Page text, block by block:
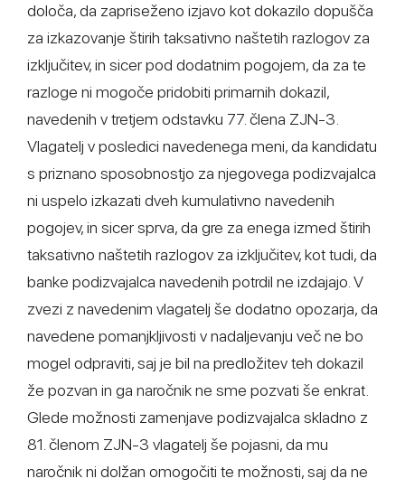
določa, da zapriseženo izjavo kot dokazilo dopušča
za izkazovanje štirih taksativno naštetih razlogov za
izključitev, in sicer pod dodatnim pogojem, da za te
razloge ni mogoče pridobiti primarnih dokazil,
navedenih v tretjem odstavku 77. člena ZJN-3.
Vlagatelj v posledici navedenega meni, da kandidatu
s priznano sposobnostjo za njegovega podizvajalca
ni uspelo izkazati dveh kumulativno navedenih
pogojev, in sicer sprva, da gre za enega izmed štirih
taksativno naštetih razlogov za izključitev, kot tudi, da
banke podizvajalca navedenih potrdil ne izdajajo. V
zvezi z navedenim vlagatelj še dodatno opozarja, da
navedene pomanjkljivosti v nadaljevanju več ne bo
mogel odpraviti, saj je bil na predložitev teh dokazil
že pozvan in ga naročnik ne sme pozvati še enkrat.
Glede možnosti zamenjave podizvajalca skladno z
81. členom ZJN-3 vlagatelj še pojasni, da mu
naročnik ni dolžan omogočiti te možnosti, saj da ne